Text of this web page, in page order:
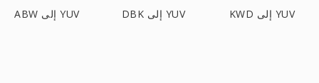
ABW إلى YUV DBK إلى YUV KWD إلى YUV